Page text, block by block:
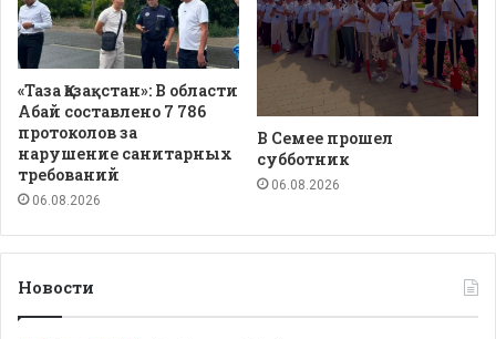
«Таза Қазақстан»: В области
Абай составлено 7 786
протоколов за
нарушение санитарных
требований
06.08.2026
В Семее прошел
субботник
06.08.2026
Новости